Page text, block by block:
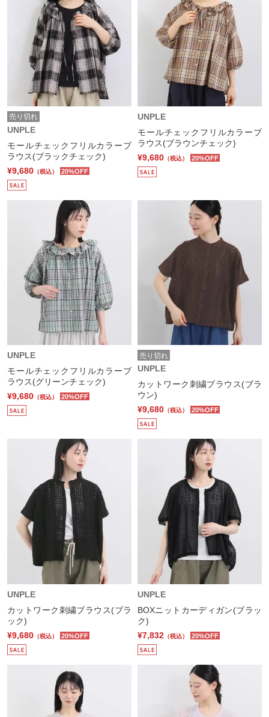
売り切れ
UNPLE
モールチェックフリルカラーブ
ラウス(ブラックチェック)
¥9,680 （税込） 20%OFF
UNPLE
モールチェックフリルカラーブ
ラウス(ブラウンチェック)
¥9,680 （税込） 20%OFF
UNPLE
モールチェックフリルカラーブ
ラウス(グリーンチェック)
¥9,680 （税込） 20%OFF
売り切れ
UNPLE
カットワーク刺繍ブラウス(ブラ
ウン)
¥9,680 （税込） 20%OFF
UNPLE
カットワーク刺繍ブラウス(ブラ
ック)
¥9,680 （税込） 20%OFF
UNPLE
BOXニットカーディガン(ブラッ
ク)
¥7,832 （税込） 20%OFF